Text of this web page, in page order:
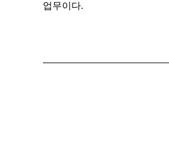
업무이다.